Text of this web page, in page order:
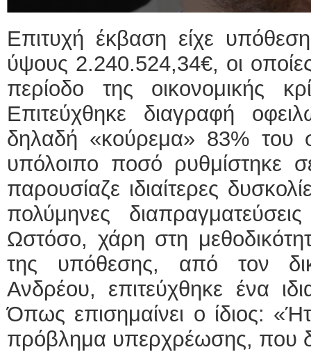
Επιτυχή έκβαση είχε
ύψους 2.240.524,34€, οι
περίοδο της οικονομικής
Επιτεύχθηκε διαγραφή
δηλαδή «κούρεμα» 83% του
υπόλοιπο ποσό ρυθμίστηκε
παρουσίαζε ιδιαίτερες
πολύμηνες
Ωστόσο, χάρη στη
της υπόθεσης, από τον
Ανδρέου, επιτεύχθηκε ένα
Όπως επισημαίνει ο ίδιος:
πρόβλημα υπερχρέωσης, που